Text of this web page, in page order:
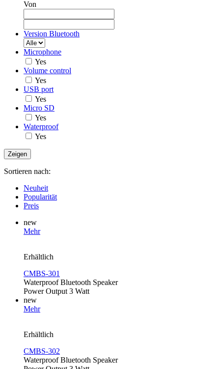
Von
Version Bluetooth
Microphone
Yes
Volume control
Yes
USB port
Yes
Micro SD
Yes
Waterproof
Yes
Sortieren nach:
Neuheit
Popularität
Preis
new
Mehr
Erhältlich
CMBS-301
Waterproof Bluetooth Speaker
Power Output 3 Watt
new
Mehr
Erhältlich
CMBS-302
Waterproof Bluetooth Speaker